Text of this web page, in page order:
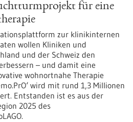
für eine
zur klinikinternen
wollen Kliniken und
und der Schweiz den
– und damit eine
wohnortnahe Therapie
wird mit rund 1,3 Millionen
Entstanden ist es aus der
2025 des